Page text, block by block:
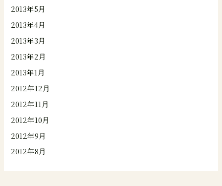
2013年5月
2013年4月
2013年3月
2013年2月
2013年1月
2012年12月
2012年11月
2012年10月
2012年9月
2012年8月